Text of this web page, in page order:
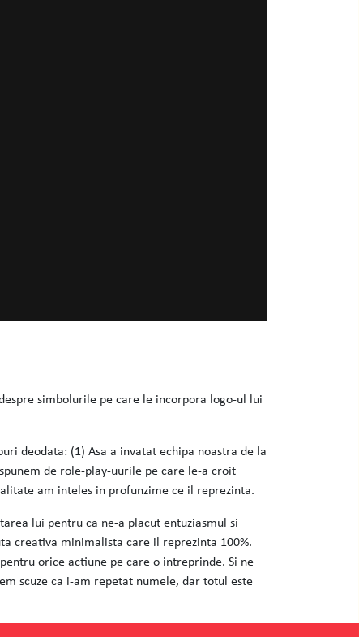
simbolurile pe care le incorpora logo-ul lui
deodata: (1) Asa a invatat echipa noastra de la
de role-play-uurile pe care le-a croit
am inteles in profunzime ce il reprezinta.
lui pentru ca ne-a placut entuziasmul si
creativa minimalista care il reprezinta 100%.
orice actiune pe care o intreprinde. Si ne
scuze ca i-am repetat numele, dar totul este